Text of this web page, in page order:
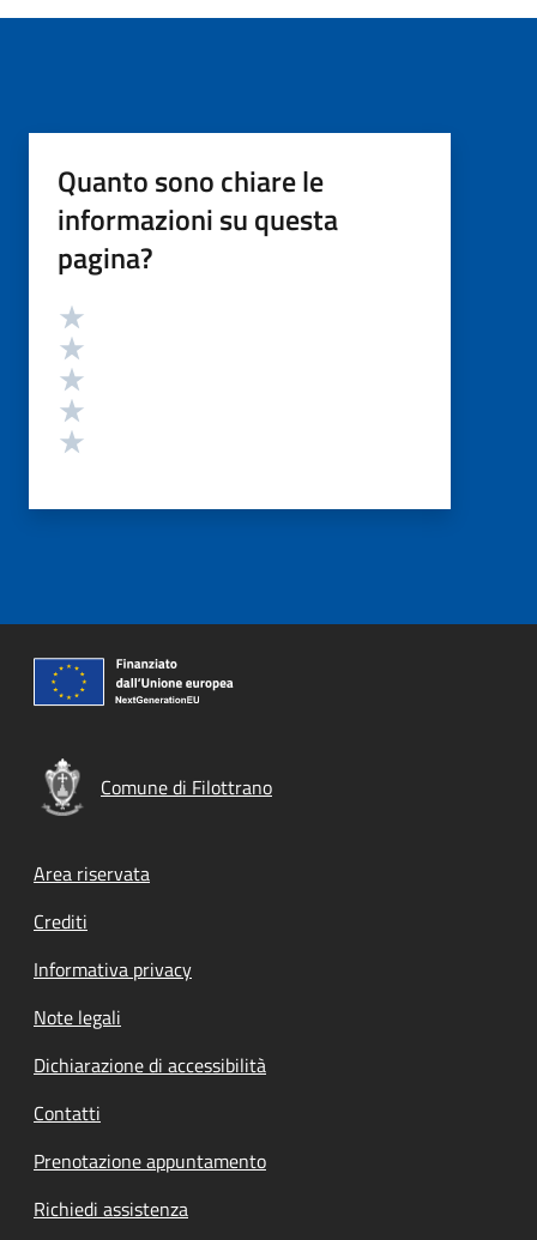
Quanto sono chiare le
informazioni su questa
pagina?
Valutazione
Comune di Filottrano
Footer menu
Area riservata
Crediti
Informativa privacy
Note legali
Dichiarazione di accessibilità
Contatti
Prenotazione appuntamento
Richiedi assistenza